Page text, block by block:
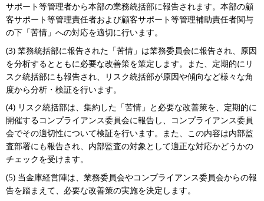
サポート等管理者から本部の業務統括部に報告されます。本部の顧
客サポート等管理責任者および顧客サポート等管理補助責任者関与
の下「苦情」への対応を適切に行います。
(3) 業務統括部に報告された「苦情」は業務委員会に報告され、原因
を分析するとともに必要な改善策を策定します。また、定期的にリ
スク統括部にも報告され、リスク統括部が原因や傾向など様々な角
度から分析・検証を行います。
(4) リスク統括部は、集約した「苦情」と必要な改善策を、定期的に
開催するコンプライアンス委員会に報告し、コンプライアンス委員
会でその適切性について検証を行います。また、この内容は内部監
査部署にも報告され、内部監査の対象として適正な対応かどうかの
チェックを受けます。
(5) 当金庫経営陣は、業務委員会やコンプライアンス委員会からの報
告を踏まえて、必要な改善策の実施を決定します。